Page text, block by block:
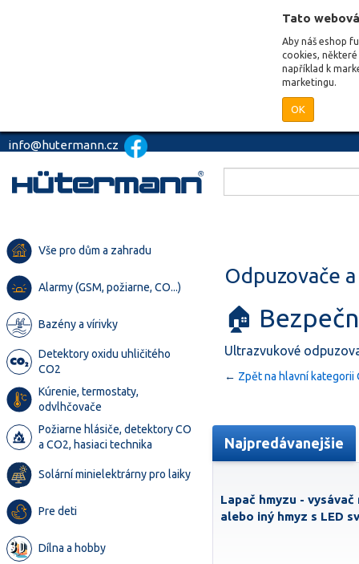
Tato
Aby náš eshop
cookies,
například k
marketingu.
OK
info@hutermann.cz
Vše pro dům a zahradu
Alarmy (GSM, požiarne, CO...)
Bazény a vírivky
Detektory oxidu uhličitého
CO2
Kúrenie, termostaty,
odvlhčovače
Požiarne hlásiče, detektory CO
a CO2, hasiaci technika
Solární minielektrárny pro laiky
Pre deti
Dílna a hobby
Odpuzovače
🏠
Ultrazvukové
← Zpět na hlavní kategorii
Najpredávanejšie
Lapač hmyzu - vysávač
alebo iný hmyz s LED